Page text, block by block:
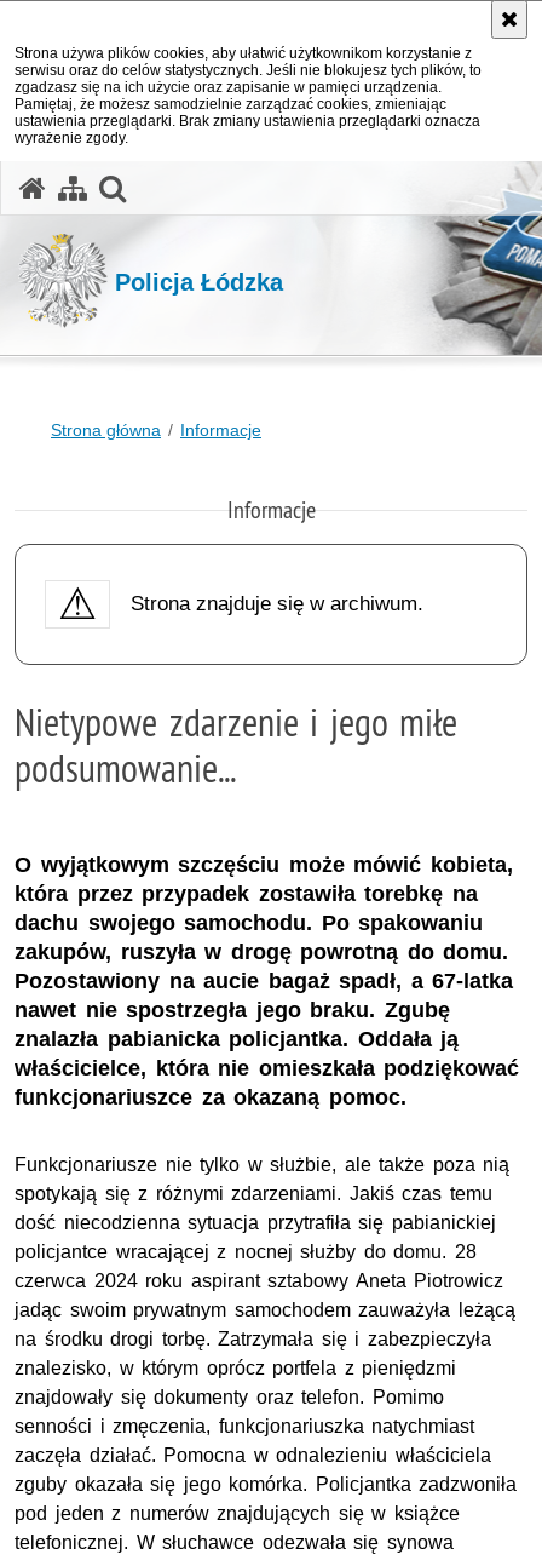
Strona używa plików cookies, aby ułatwić użytkownikom korzystanie z
serwisu oraz do celów statystycznych. Jeśli nie blokujesz tych plików, to
zgadzasz się na ich użycie oraz zapisanie w pamięci urządzenia.
Pamiętaj, że możesz samodzielnie zarządzać cookies, zmieniając
ustawienia przeglądarki. Brak zmiany ustawienia przeglądarki oznacza
wyrażenie zgody.
Policja Łódzka
Strona główna Informacje
Informacje
Strona znajduje się w archiwum.
Nietypowe zdarzenie i jego miłe
podsumowanie...
O wyjątkowym szczęściu może mówić kobieta,
która przez przypadek zostawiła torebkę na
dachu swojego samochodu. Po spakowaniu
zakupów, ruszyła w drogę powrotną do domu.
Pozostawiony na aucie bagaż spadł, a 67-latka
nawet nie spostrzegła jego braku. Zgubę
znalazła pabianicka policjantka. Oddała ją
właścicielce, która nie omieszkała podziękować
funkcjonariuszce za okazaną pomoc.
Funkcjonariusze nie tylko w służbie, ale także poza nią
spotykają się z różnymi zdarzeniami. Jakiś czas temu
dość niecodzienna sytuacja przytrafiła się pabianickiej
policjantce wracającej z nocnej służby do domu. 28
czerwca 2024 roku aspirant sztabowy Aneta Piotrowicz
jadąc swoim prywatnym samochodem zauważyła leżącą
na środku drogi torbę. Zatrzymała się i zabezpieczyła
znalezisko, w którym oprócz portfela z pieniędzmi
znajdowały się dokumenty oraz telefon. Pomimo
senności i zmęczenia, funkcjonariuszka natychmiast
zaczęła działać. Pomocna w odnalezieniu właściciela
zguby okazała się jego komórka. Policjantka zadzwoniła
pod jeden z numerów znajdujących się w książce
telefonicznej. W słuchawce odezwała się synowa